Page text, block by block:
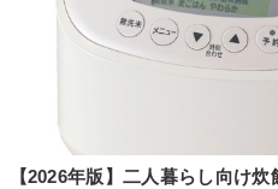
【2026年版】二人暮らし向け